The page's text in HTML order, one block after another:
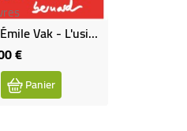
Journal Illustré D'Émile Vak - L'usine Et Son Monde : Non Aux Mille Vaches !
€Prix
Panier